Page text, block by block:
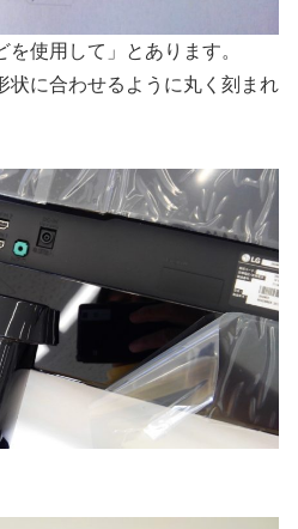
使用して」とあります。
状に合わせるように丸く刻まれ